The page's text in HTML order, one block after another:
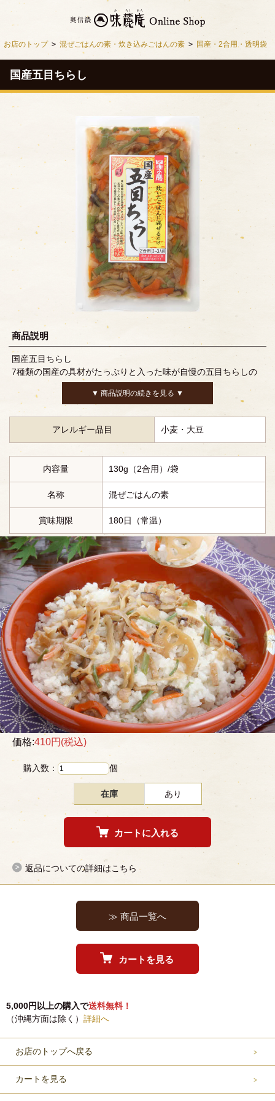
お店のトップ > 混ぜごはんの素・炊き込みごはんの素 > 国産・2合用・透明袋
国産五目ちらし
商品説明
国産五目ちらし
7種類の国産の具材がたっぷりと入った味が自慢の五目ちらしの
素です。内祝い、行楽のお弁当やいなり寿司の具などにもおすす
めです。
▼ 商品説明の続きを見る ▼
アレルギー品目 小麦・大豆
内容量 130g（2合用）/袋
名称 混ぜごはんの素
賞味期限 180日（常温）
価格:410円 (税込)
購入数： 個
在庫 あり
返品についての詳細はこちら
≫ 商品一覧へ
カートを見る
5,000円以上の購入で送料無料！
（沖縄方面は除く） 詳細へ
お店のトップへ戻る
カートを見る